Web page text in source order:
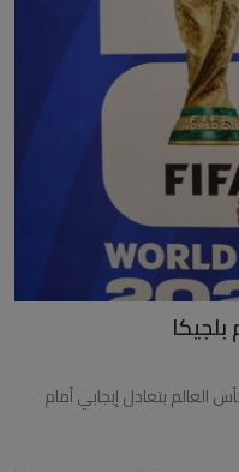
العالم بتعادل إيجابي أمام